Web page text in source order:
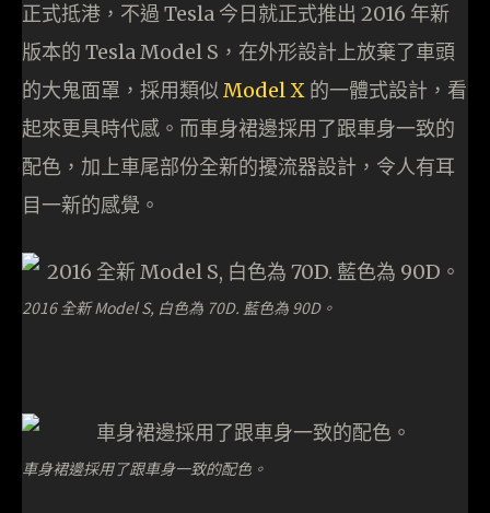
正式抵港，不過 Tesla 今日就正式推出 2016 年新
版本的 Tesla Model S，在外形設計上放棄了車頭
的大鬼面罩，採用類似 Model X 的一體式設計，看
起來更具時代感。而車身裙邊採用了跟車身一致的
配色，加上車尾部份全新的擾流器設計，令人有耳
目一新的感覺。
2016 全新 Model S, 白色為 70D. 藍色為 90D。
車身裙邊採用了跟車身一致的配色。